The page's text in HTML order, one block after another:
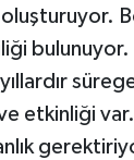
oluşturuyor.
bulunuyor.
etkinliği